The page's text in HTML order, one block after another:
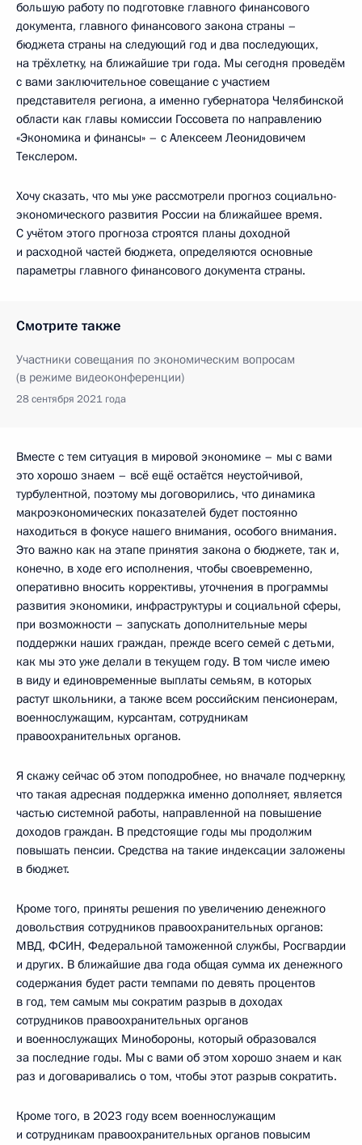
большую работу по подготовке главного финансового
документа, главного финансового закона страны –
бюджета страны на следующий год и два последующих,
на трёхлетку, на ближайшие три года. Мы сегодня проведём
с вами заключительное совещание с участием
представителя региона, а именно губернатора Челябинской
области как главы комиссии Госсовета по направлению
«Экономика и финансы» – с Алексеем Леонидовичем
Текслером.
Хочу сказать, что мы уже рассмотрели прогноз социально-
экономического развития России на ближайшее время.
С учётом этого прогноза строятся планы доходной
и расходной частей бюджета, определяются основные
параметры главного финансового документа страны.
Смотрите также
Участники совещания по экономическим вопросам
(в режиме видеоконференции)
28 сентября 2021 года
Вместе с тем ситуация в мировой экономике – мы с вами
это хорошо знаем – всё ещё остаётся неустойчивой,
турбулентной, поэтому мы договорились, что динамика
макроэкономических показателей будет постоянно
находиться в фокусе нашего внимания, особого внимания.
Это важно как на этапе принятия закона о бюджете, так и,
конечно, в ходе его исполнения, чтобы своевременно,
оперативно вносить коррективы, уточнения в программы
развития экономики, инфраструктуры и социальной сферы,
при возможности – запускать дополнительные меры
поддержки наших граждан, прежде всего семей с детьми,
как мы это уже делали в текущем году. В том числе имею
в виду и единовременные выплаты семьям, в которых
растут школьники, а также всем российским пенсионерам,
военнослужащим, курсантам, сотрудникам
правоохранительных органов.
Я скажу сейчас об этом поподробнее, но вначале подчеркну,
что такая адресная поддержка именно дополняет, является
частью системной работы, направленной на повышение
доходов граждан. В предстоящие годы мы продолжим
повышать пенсии. Средства на такие индексации заложены
в бюджет.
Кроме того, приняты решения по увеличению денежного
довольствия сотрудников правоохранительных органов:
МВД, ФСИН, Федеральной таможенной службы, Росгвардии
и других. В ближайшие два года общая сумма их денежного
содержания будет расти темпами по девять процентов
в год, тем самым мы сократим разрыв в доходах
сотрудников правоохранительных органов
и военнослужащих Минобороны, который образовался
за последние годы. Мы с вами об этом хорошо знаем и как
раз и договаривались о том, чтобы этот разрыв сократить.
Кроме того, в 2023 году всем военнослужащим
и сотрудникам правоохранительных органов повысим